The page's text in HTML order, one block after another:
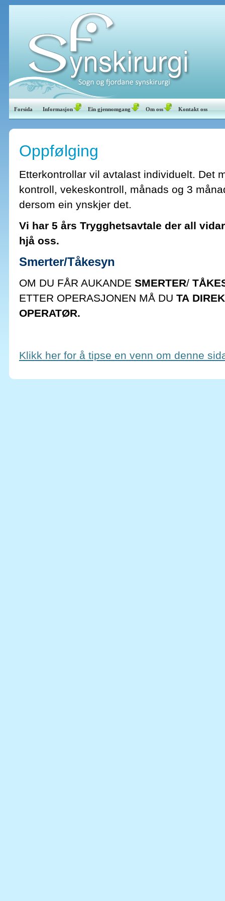
Forsida Informasjon Ein gjennomgang Om oss Kontakt oss
Oppfølging
Etterkontrollar vil avtalast individuelt. Det
kontroll, vekeskontroll, månads og 3
dersom ein ynskjer det.
Vi har 5 års Trygghetsavtale der all
hjå oss.
Smerter/Tåkesyn
OM DU FÅR AUKANDE SMERTER/
ETTER OPERASJONEN MÅ DU TA
OPERATØR.
Klikk her for å tipse en venn om denne